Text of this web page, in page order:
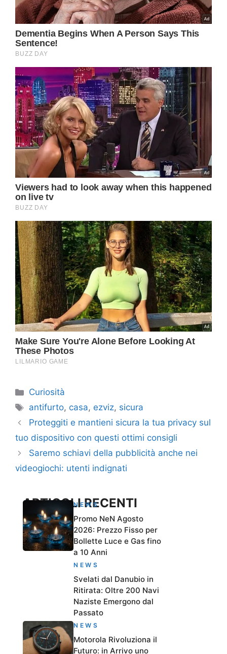
Categorie
Curiosità
Tag
antifurto, casa, ezviz, sicura
Proteggiti e mantieni sicura la tua privacy sul
tuo dispositivo con questi ottimi consigli
Saremo schiavi della pubblicità anche nei
videogiochi: utenti indignati
ARTICOLI RECENTI
NEWS
Promo NeN Agosto
2026: Prezzo Fisso per
Bollette Luce e Gas fino
a 10 Anni
NEWS
Svelati dal Danubio in
Ritirata: Oltre 200 Navi
Naziste Emergono dal
Passato
NEWS
Motorola Rivoluziona il
Futuro: in Arrivo uno